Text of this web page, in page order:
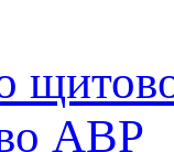
АВР